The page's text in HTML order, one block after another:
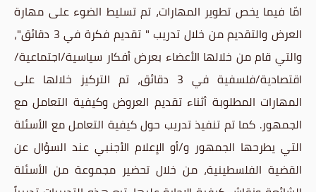
امّا فيما يخص تطوير المهارات، تم تسليط الضوء على مهارة
العرض والتقديم من خلال تدريب " تقديم فكرة في 3 دقائق"،
والتي قام من خلالها الأعضاء بعرض أفكار سياسية/اجتماعية/
اقتصادية/فلسفية في 3 دقائق، تم التركيز خلالها على
المهارات المطلوبة أثناء تقديم العروض وكيفية التعامل مع
الجمهور. كما تم تنفيذ تدريب حول كيفية التعامل مع الأسئلة
التي يطرحها الجمهور و/أو الإعلام الأجنبي عند السؤال عن
القضية الفلسطينية، من خلال تحضير مجموعة من الأسئلة